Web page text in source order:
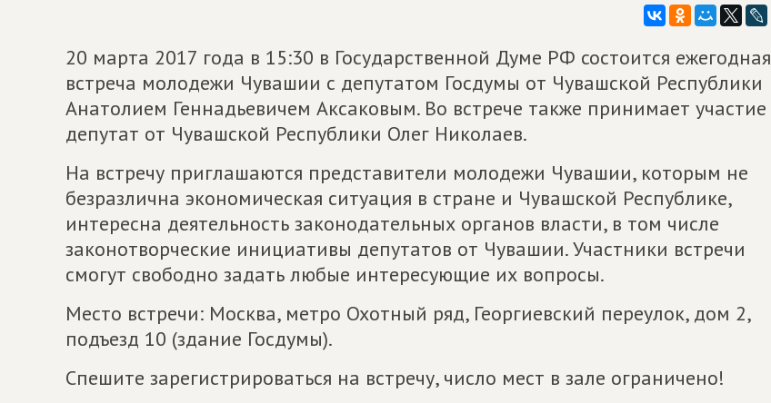
20 марта 2017 года в 15:30 в Государственной Думе РФ состоится ежегодная
встреча молодежи Чувашии с депутатом Госдумы от Чувашской Республики
Анатолием Геннадьевичем Аксаковым. Во встрече также принимает участие
депутат от Чувашской Республики Олег Николаев.
На встречу приглашаются представители молодежи Чувашии, которым не
безразлична экономическая ситуация в стране и Чувашской Республике,
интересна деятельность законодательных органов власти, в том числе
законотворческие инициативы депутатов от Чувашии. Участники встречи
смогут свободно задать любые интересующие их вопросы.
Место встречи: Москва, метро Охотный ряд, Георгиевский переулок, дом 2,
подъезд 10 (здание Госдумы).
Спешите зарегистрироваться на встречу, число мест в зале ограничено!